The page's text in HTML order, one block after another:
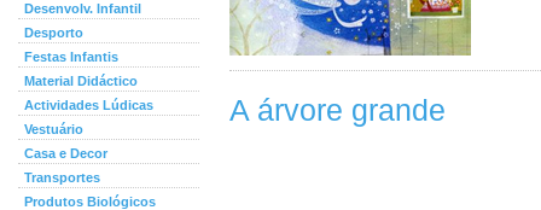
Desenvolv. Infantil
Desporto
Festas Infantis
Material Didáctico
Actividades Lúdicas
Vestuário
Casa e Decor
Transportes
Produtos Biológicos
A árvore grande